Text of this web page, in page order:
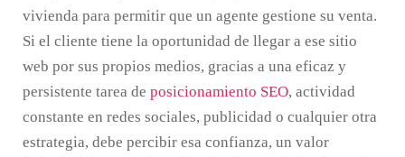
vivienda para permitir que un agente gestione su venta.
Si el cliente tiene la oportunidad de llegar a ese sitio
web por sus propios medios, gracias a una eficaz y
persistente tarea de posicionamiento SEO, actividad
constante en redes sociales, publicidad o cualquier otra
estrategia, debe percibir esa confianza, un valor